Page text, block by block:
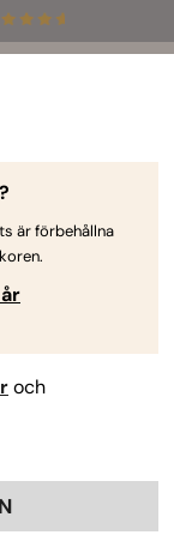
är förbehållna
och